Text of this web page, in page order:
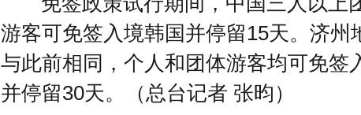
游客可免签入境韩国并停留15天。济州
与此前相同，个人和团体游客均可免签
并停留30天。（总台记者 张昀）